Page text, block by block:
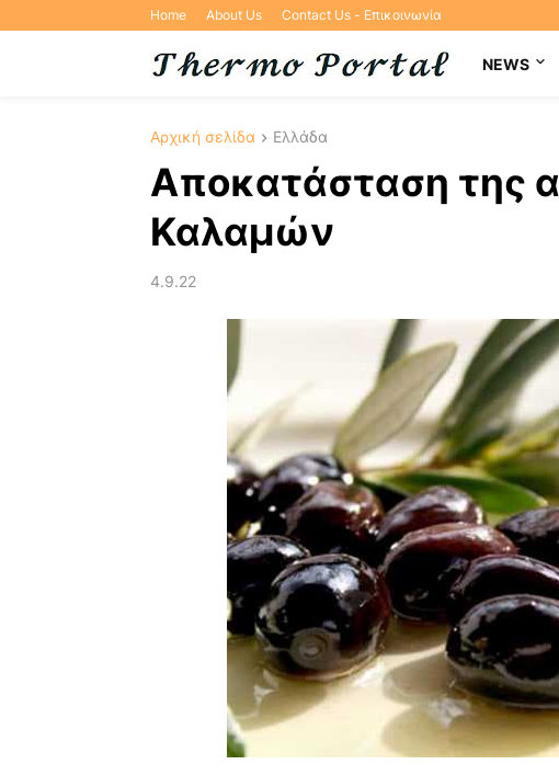
Home About Us Contact Us - Επικοινωνία
NEWS
Αρχική σελίδα Ελλάδα
Αποκατάσταση της
Καλαμών
4.9.22